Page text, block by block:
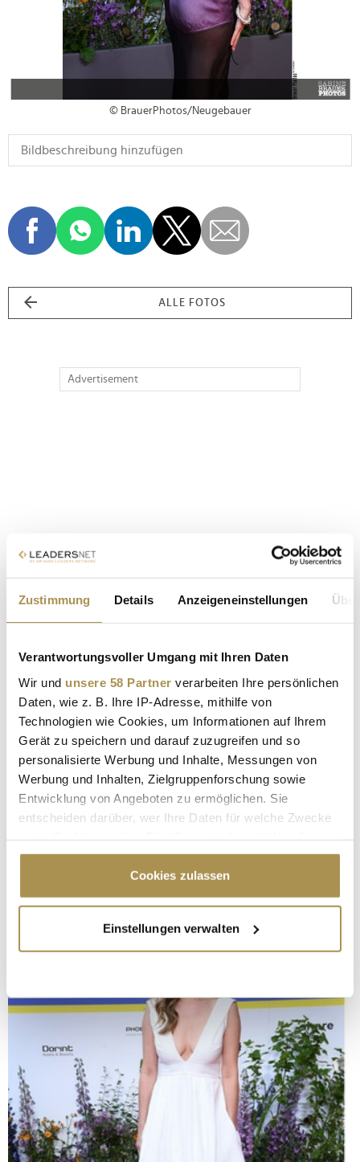
Zustimmung Details Anzeigeneinstellungen
Verantwortungsvoller Umgang mit Ihren Daten
Wir und unsere 58 Partner verarbeiten Ihre persönlichen
Daten, wie z. B. Ihre IP-Adresse, mithilfe von
Technologien wie Cookies, um Informationen auf Ihrem
Gerät zu speichern und darauf zuzugreifen und so
personalisierte Werbung und Inhalte, Messungen von
Werbung und Inhalten, Zielgruppenforschung sowie
Entwicklung von Angeboten zu ermöglichen. Sie
entscheiden darüber, wer Ihre Daten für welche Zwecke
Cookie-Erklärung oder durch Klicken auf das Privacy
Trigger Symbol ändern oder widerrufen
Informationen über Ihre geografische Lage
erfassen, welche bis auf einige Meter genau sein
bestimmten Merkmalen (Fingerprinting) identifizieren
Erfahren Sie mehr darüber, wie Ihre persönlichen Daten
verarbeitet werden, und legen Sie Ihre Präferenzen im
Abschnitt Einzelheiten fest.
Wir verwenden Cookies, um Inhalte und Anzeigen zu
personalisieren, Funktionen für soziale Medien anbieten
zu können und die Zugriffe auf unsere Website zu
Cookies zulassen
Einstellungen verwalten
© BrauerPhotos/Neugebauer
ALLE FOTOS
Advertisement